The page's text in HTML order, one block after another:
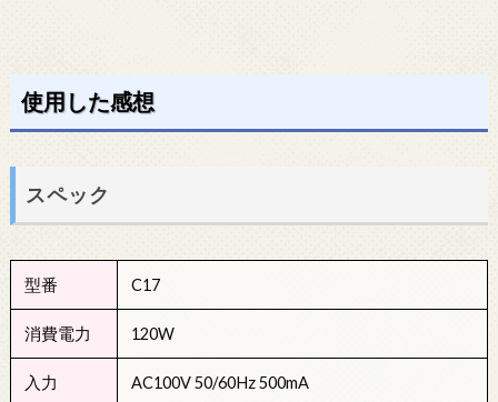
使用した感想
スペック
型番 C17
消費電力 120W
入力 AC100V 50/60Hz 500mA